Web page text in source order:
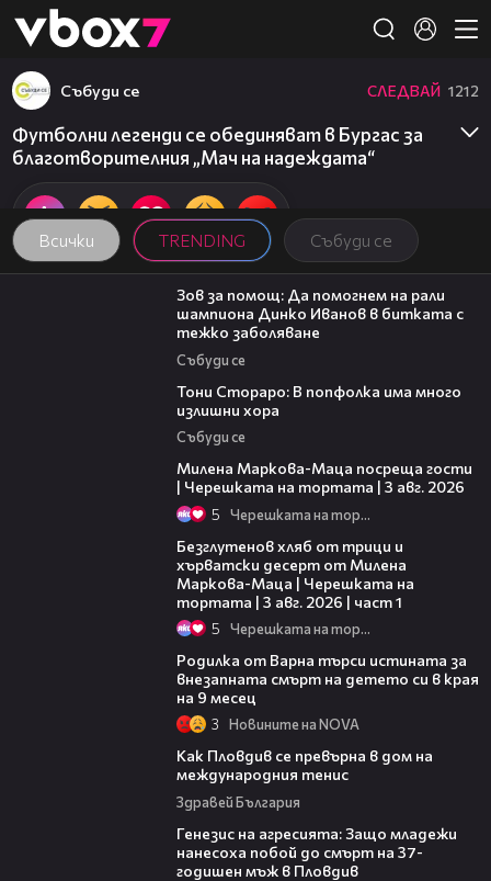
👾
Всички TRENDING Събуди се
Събуди се СЛЕДВАЙ 1212
Футболни легенди се обединяват в Бургас за
благотворителния „Мач на надеждата“
03:29
Зов за помощ: Да помогнем на рали
шампиона Динко Иванов в битката с
тежко заболяване
Събуди се
Тони Стораро: В попфолка има много
излишни хора
Събуди се
Милена Маркова-Маца посреща гости
| Черешката на тортата | 3 авг. 2026
5 Черешката на тортата
Безглутенов хляб от трици и
хърватски десерт от Милена
Маркова-Маца | Черешката на
тортата | 3 авг. 2026 | част 1
5 Черешката на тортата
Родилка от Варна търси истината за
внезапната смърт на детето си в края
на 9 месец
3 Новините на NOVA
Как Пловдив се превърна в дом на
международния тенис
Здравей България
Генезис на агресията: Защо младежи
нанесоха побой до смърт на 37-
годишен мъж в Пловдив